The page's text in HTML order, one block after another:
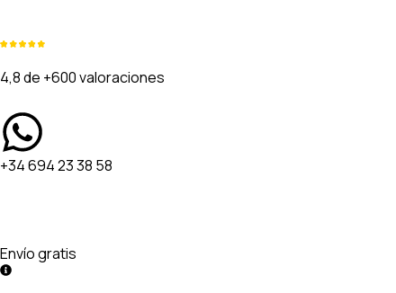
4,8 de +600 valoraciones
+34 694 23 38 58
Envío gratis